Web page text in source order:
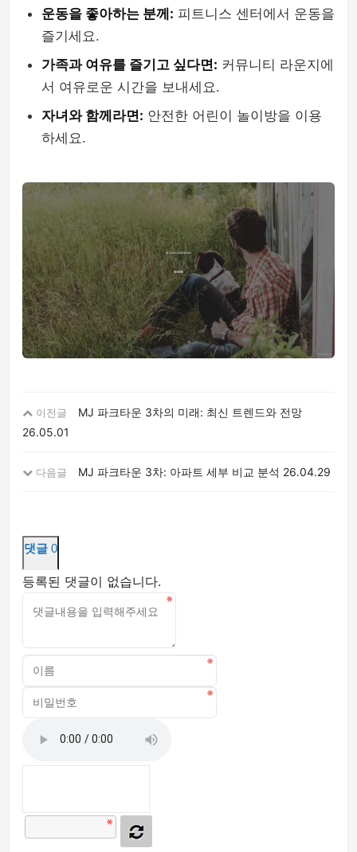
운동을 좋아하는 분께: 피트니스 센터에서 운동을
즐기세요.
가족과 여유를 즐기고 싶다면: 커뮤니티 라운지에
서 여유로운 시간을 보내세요.
자녀와 함께라면: 안전한 어린이 놀이방을 이용
하세요.
이전글
MJ 파크타운 3차의 미래: 최신 트렌드와 전망
26.05.01
다음글 MJ 파크타운 3차: 아파트 세부 비교 분석 26.04.29
댓글 0
등록된 댓글이 없습니다.